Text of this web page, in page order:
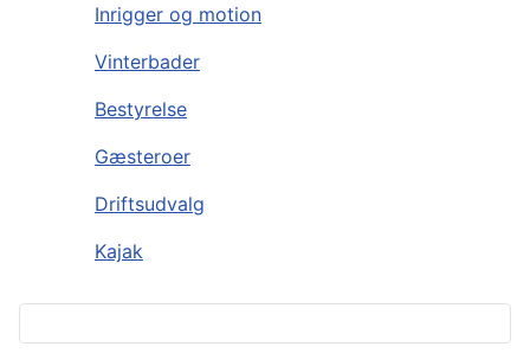
Inrigger og motion
Vinterbader
Bestyrelse
Gæsteroer
Driftsudvalg
Kajak